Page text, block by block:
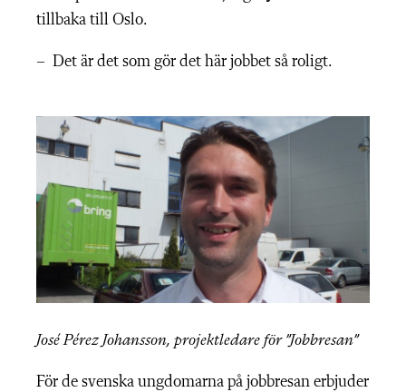
tillbaka till Oslo.
– Det är det som gör det här jobbet så roligt.
José Pérez Johansson, projektledare för ”Jobbresan”
För de svenska ungdomarna på jobbresan erbjuder